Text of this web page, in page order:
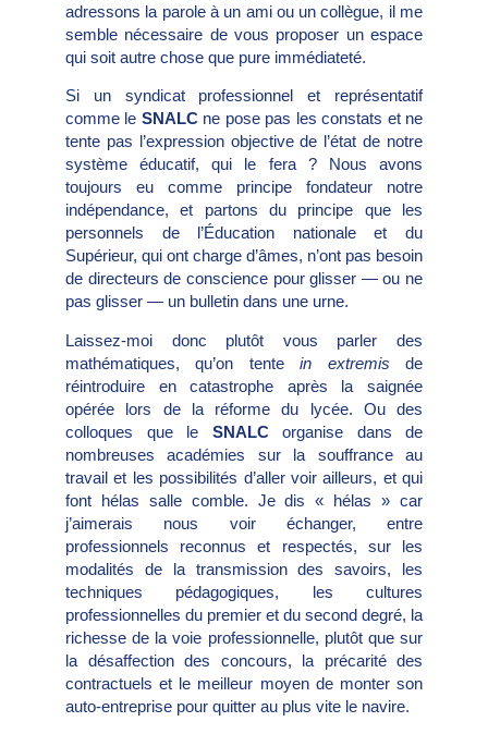
adressons la parole à un ami ou un collègue, il me
semble nécessaire de vous proposer un espace
qui soit autre chose que pure immédiateté.
Si un syndicat professionnel et représentatif
comme le SNALCne pose pas les constats et ne
tente pas l’expression objective de l’état de notre
système éducatif, qui le fera ? Nous avons
toujours eu comme principe fondateur notre
indépendance, et partons du principe que les
personnels de l’Éducation nationale et du
Supérieur, qui ont charge d’âmes, n’ont pas besoin
de directeurs de conscience pour glisser — ou ne
pas glisser — un bulletin dans une urne.
Laissez-moi donc plutôt vous parler des
mathématiques, qu’on tentein extremis de
réintroduire en catastrophe après la saignée
opérée lors de la réforme du lycée. Ou des
colloques que le SNALCorganise dans de
nombreuses académies sur la souffrance au
travail et les possibilités d’aller voir ailleurs, et qui
font hélas salle comble. Je dis « hélas » car
j’aimerais nous voir échanger, entre
professionnels reconnus et respectés, sur les
modalités de la transmission des savoirs, les
techniques pédagogiques, les cultures
professionnelles du premier et du second degré, la
richesse de la voie professionnelle, plutôt que sur
la désaffection des concours, la précarité des
contractuels et le meilleur moyen de monter son
auto-entreprise pour quitter au plus vite le navire.